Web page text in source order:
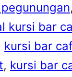
,
kursi bar
kursi bar
, kursi bar